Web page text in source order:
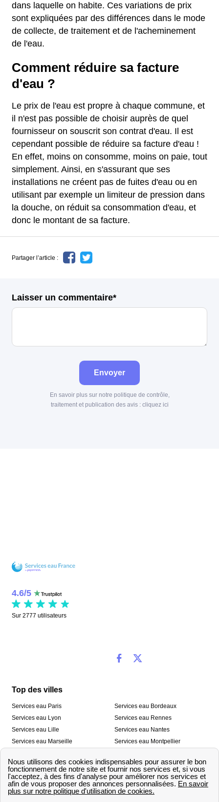
dans laquelle on habite. Ces variations de prix
sont expliquées par des différences dans le mode
de collecte, de traitement et de l'acheminement
de l'eau.
Comment réduire sa facture
d'eau ?
Le prix de l'eau est propre à chaque commune, et
il n'est pas possible de choisir auprès de quel
fournisseur on souscrit son contrat d'eau. Il est
cependant possible de réduire sa facture d'eau !
En effet, moins on consomme, moins on paie, tout
simplement. Ainsi, en s'assurant que ses
installations ne créent pas de fuites d'eau ou en
utilisant par exemple un limiteur de pression dans
la douche, on réduit sa consommation d'eau, et
donc le montant de sa facture.
Partager l’article :
Laisser un commentaire*
Envoyer
En savoir plus sur notre politique de contrôle,
traitement et publication des avis : cliquez ici
4.6/5
Sur 2777 utilisateurs
Top des villes
Services eau Paris
Services eau Lyon
Services eau Lille
Services eau Marseille
Services eau Toulon
Services eau Bordeaux
Services eau Rennes
Services eau Nantes
Services eau Montpellier
Services eau Strasbourg
Nos outils